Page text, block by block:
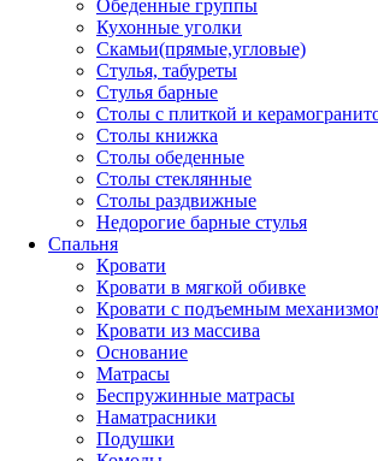
Обеденные группы
Кухонные уголки
Скамьи(прямые,угловые)
Стулья, табуреты
Стулья барные
Столы с плиткой и
Столы книжка
Столы обеденные
Столы стеклянные
Столы раздвижные
Недорогие барные стулья
Спальня
Кровати
Кровати в мягкой обивке
Кровати с подъемным
Кровати из массива
Основание
Матрасы
Беспружинные матрасы
Наматрасники
Подушки